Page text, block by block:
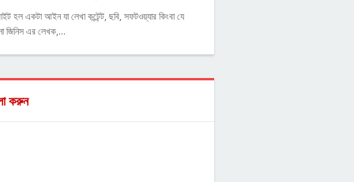
হল একটা আইন যা লেখা কন্টেন্ট, ছবি, সফটওয়্যার কিংবা যে
জিনিস এর লেখক,…
করুন